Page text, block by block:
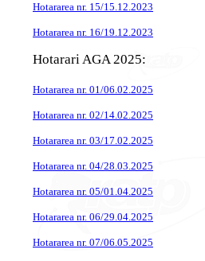
Hotararea nr. 15/15.12.2023
Hotararea nr. 16/19.12.2023
Hotarari AGA 2025:
Hotararea nr. 01/06.02.2025
Hotararea nr. 02/14.02.2025
Hotararea nr. 03/17.02.2025
Hotararea nr. 04/28.03.2025
Hotararea nr. 05/01.04.2025
Hotararea nr. 06/29.04.2025
Hotararea nr. 07/06.05.2025